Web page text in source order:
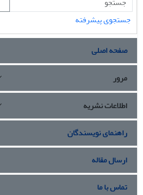
جستجوی پیشرفته
صفحه اصلی
مرور
اطلاعات نشریه
راهنمای نویسندگان
ارسال مقاله
تماس با ما